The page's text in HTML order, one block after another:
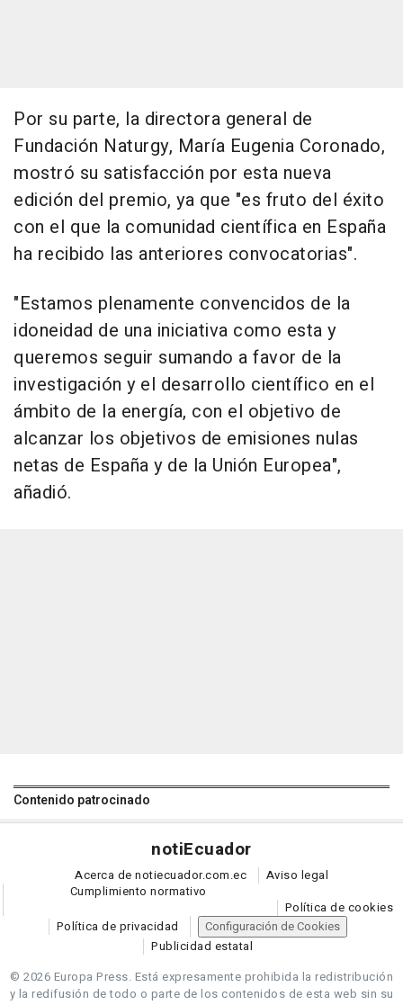
Por su parte, la directora general de
Fundación Naturgy, María Eugenia Coronado,
mostró su satisfacción por esta nueva
edición del premio, ya que "es fruto del éxito
con el que la comunidad científica en España
ha recibido las anteriores convocatorias".
"Estamos plenamente convencidos de la
idoneidad de una iniciativa como esta y
queremos seguir sumando a favor de la
investigación y el desarrollo científico en el
ámbito de la energía, con el objetivo de
alcanzar los objetivos de emisiones nulas
netas de España y de la Unión Europea",
añadió.
Contenido patrocinado
notiEcuador
Acerca de notiecuador.com.ec
Aviso legal
Cumplimiento normativo
Política de cookies
Política de privacidad
Configuración de Cookies
Publicidad estatal
© 2026 Europa Press. Está expresamente prohibida la redistribución
y la redifusión de todo o parte de los contenidos de esta web sin su